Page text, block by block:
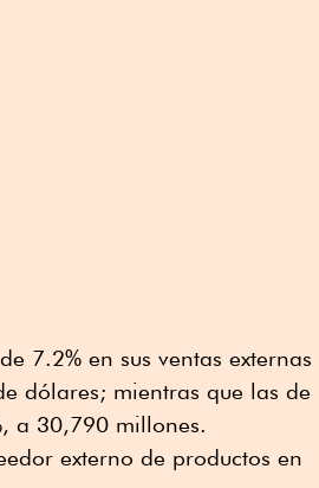
7.2% en sus ventas externas
dólares; mientras que las de
a 30,790 millones.
externo de productos en